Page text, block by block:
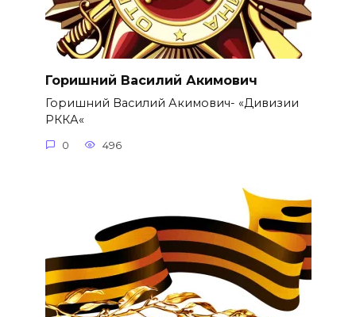
Горишний Василий Акимович
Горишний Василий Акимович- «Дивизии
РККА«
0 496